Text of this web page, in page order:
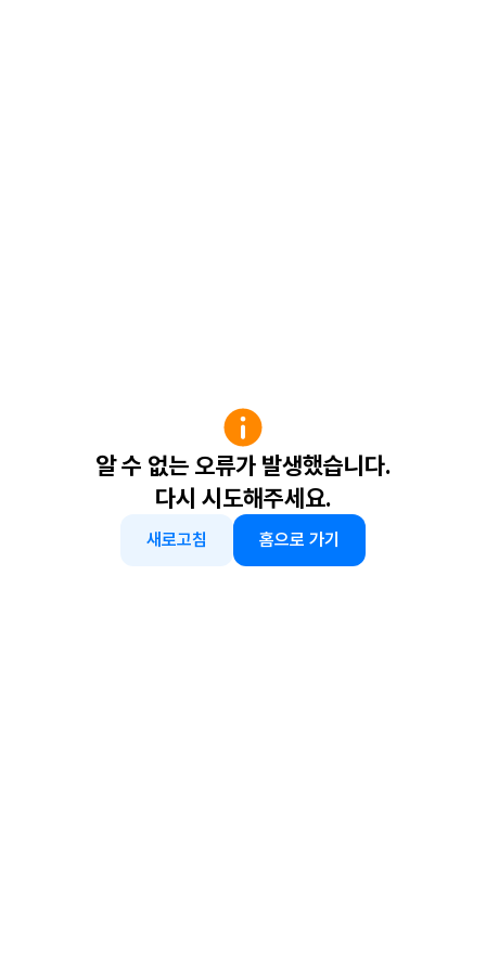
알 수 없는 오류가 발생했습니다.
다시 시도해주세요.
새로고침 홈으로 가기